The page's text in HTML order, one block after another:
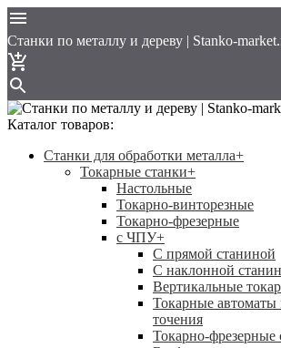
Cтанки по металлу и дереву | Stanko-
Каталог товаров:
Станки для обработки металла+
Токарные станки+
Настольные
Токарно-винторезные
Токарно-фрезерные
с ЧПУ+
С прямой станиной
C наклонной
Вертикальные
Токарные автоматы
точения
Токарно-